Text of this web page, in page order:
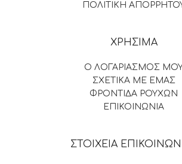
ΠΟΛΙΤΙΚΗ
ΧΡΗΣΙΜΑ
Ο ΛΟΓΑΡΙΑΣΜΟΣ
ΣΧΕΤΙΚΑ ΜΕ ΕΜΑΣ
ΦΡΟΝΤΙΔΑ ΡΟΥΧΩΝ
ΕΠΙΚΟΙΝΩΝΙΑ
ΣΤΟΙΧΕΙΑ